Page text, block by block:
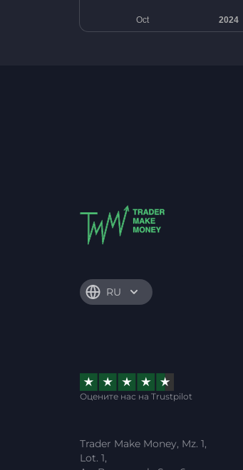
RU
Оцените нас на Trustpilot
Trader Make Money, Mz. 1,
Lot. 1,